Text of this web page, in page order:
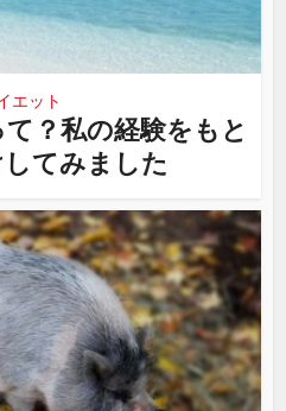
エット
？私の経験をもと
てみました